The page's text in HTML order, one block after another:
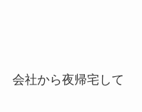
会社から夜帰宅して